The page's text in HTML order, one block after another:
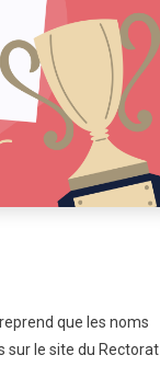
que les noms
sur le site du Rectorat